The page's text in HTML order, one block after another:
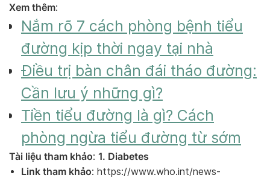
Xem thêm:
Nắm rõ 7 cách phòng bệnh tiểu
đường kịp thời ngay tại nhà
Điều trị bàn chân đái tháo đường:
Cần lưu ý những gì?
Tiền tiểu đường là gì? Cách
phòng ngừa tiểu đường từ sớm
Tài liệu tham khảo: 1. Diabetes
Link tham khảo: https://www.who.int/news-